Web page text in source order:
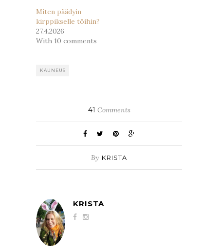
Miten päädyin
kirppikselle töihin?
27.4.2026
With 10 comments
KAUNEUS
41 Comments
By KRISTA
KRISTA